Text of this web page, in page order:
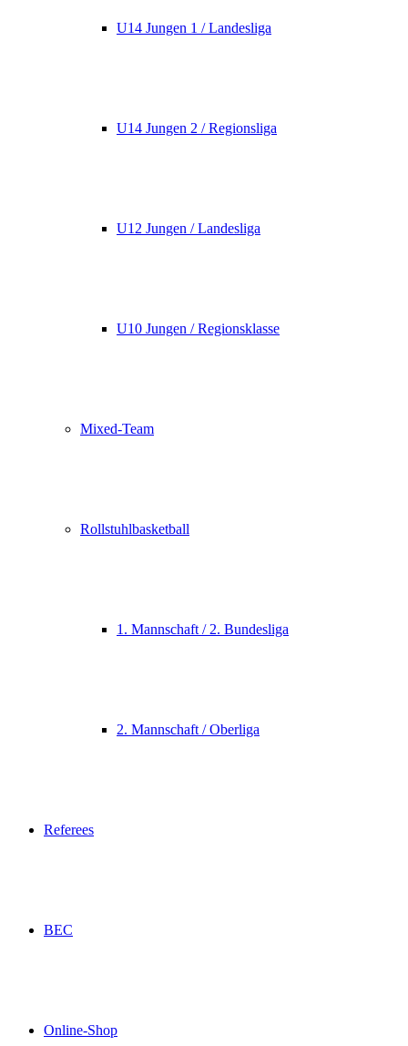
U14 Jungen 1 / Landesliga
U14 Jungen 2 / Regionsliga
U12 Jungen / Landesliga
U10 Jungen / Regionsklasse
Mixed-Team
Rollstuhlbasketball
1. Mannschaft / 2. Bundesliga
2. Mannschaft / Oberliga
Referees
BEC
Online-Shop